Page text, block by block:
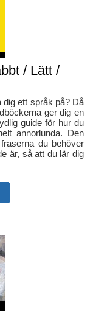
/ Lätt /
dig ett språk på? Då
ger dig en
guide för hur du
annorlunda. Den
du behöver
är, så att du lär dig